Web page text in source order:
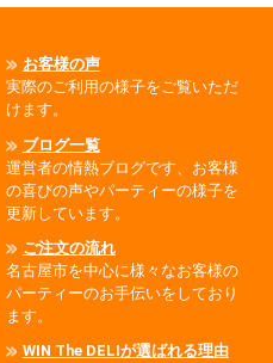
お客様の声
実際のご利用の様子をご覧いただ
けます。
ブログ一覧
運営者の情熱ブログです、お客様
の喜びの声やパーティーの様子を
更新しています。
ご注文の流れ
名古屋市を中心に様々なお客様の
パーティーのお手伝いをしており
ます。
WIN The DELIが選ばれる理由